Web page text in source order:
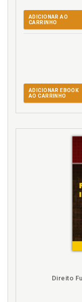
ADICIONAR AO
CARRINHO
ADICIONAR EBOOK
AO CARRINHO
Direito